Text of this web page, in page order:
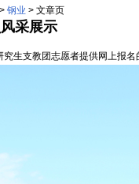
> 钢业 > 文章页
采展示
生支教团志愿者提供网上报